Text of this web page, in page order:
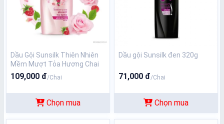
Dầu Gội Sunsilk Thiên Nhiên
Mềm Mượt Tỏa Hương Chai
650gr
109,000 đ/Chai
Chọn mua
Dầu gội Sunsilk đen 320g
71,000 đ/Chai
Chọn mua